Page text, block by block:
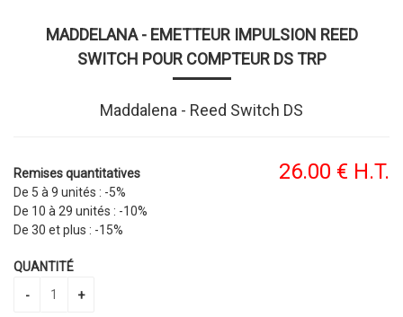
MADDELANA - EMETTEUR IMPULSION REED
SWITCH POUR COMPTEUR DS TRP
Maddalena - Reed Switch DS
26.00 € H.T.
Remises quantitatives
De 5 à 9 unités : -5%
De 10 à 29 unités : -10%
De 30 et plus : -15%
QUANTITÉ